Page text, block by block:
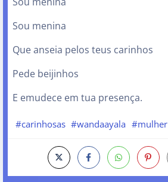
Sou menina
Que anseia pelos teus carinhos
Pede beijinhos
E emudece em tua presença.
#carinhosas #wandaayala #mulher